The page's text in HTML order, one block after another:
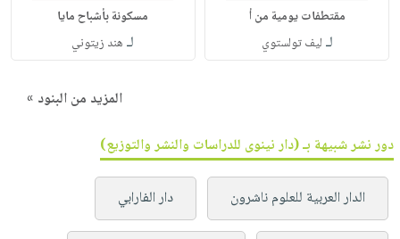
مقتطفات يومية من أ
لـ ليف تولستوي
مسكونة بأشباح مايا
لـ هند زيتوني
المزيد من البنود »
دور نشر شبيهة بـ (دار نينوى للدراسات والنشر والتوزيع)
الدار العربية للعلوم ناشرون دار الفارابي